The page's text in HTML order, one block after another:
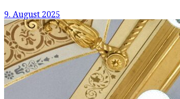
9. August 2025